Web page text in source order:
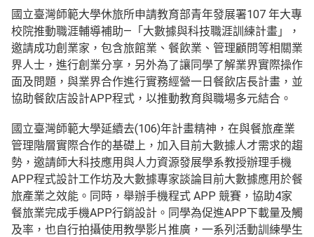
國立臺灣師範大學休旅所申請教育部青年發展署107 年大專
校院推動職涯輔導補助—「大數據與科技職涯訓練計畫」，
邀請成功創業家，包含旅館業、餐飲業、管理顧問等相關業
界人士，進行創業分享，另外為了讓同學了解業界實際操作
面及問題，與業界合作進行實務經營一日餐飲店長計畫，並
協助餐飲店設計APP程式，以推動教育與職場多元結合。
國立臺灣師範大學延續去(106)年計畫精神，在與餐旅產業
管理階層實際合作的基礎上，加入目前大數據人才需求的趨
勢，邀請師大科技應用與人力資源發展學系教授辦理手機
APP程式設計工作坊及大數據專家談論目前大數據應用於餐
旅產業之效能。同時，舉辦手機程式 APP 競賽，協助4家
餐旅業完成手機APP行銷設計。同學為促進APP下載量及觸
及率，也自行拍攝使用教學影片推廣，一系列活動訓練學生